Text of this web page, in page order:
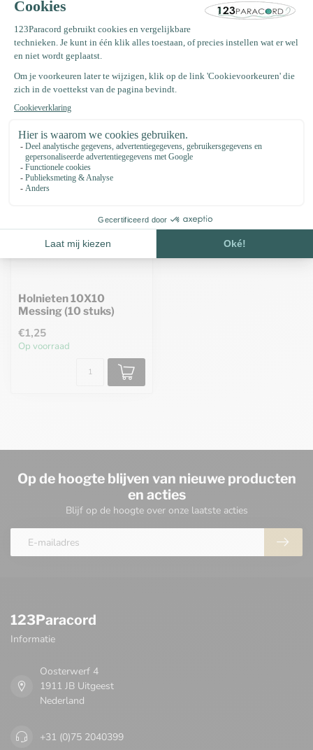
Productomschrijving
Specificaties
Recent bekeken
Holnieten 10X10
Messing (10 stuks)
€1,25
Op voorraad
Op de hoogte blijven van nieuwe producten
en acties
Blijf op de hoogte over onze laatste acties
123Paracord
Informatie
Oosterwerf 4
1911 JB Uitgeest
Nederland
+31 (0)75 2040399